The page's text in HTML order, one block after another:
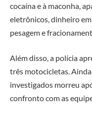
cocaína e à maconha,
eletrônicos, dinheiro
pesagem e
Além disso, a polícia
três motocicletas.
investigados morreu
confronto com as